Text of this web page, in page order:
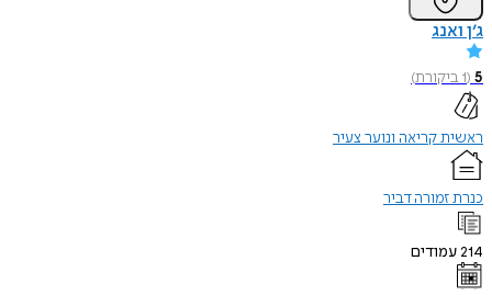
ג׳ן ואנג
5
(
1ביקורת)
ראשית קריאה ונוער צעיר
כנרת זמורה דביר
214עמודים